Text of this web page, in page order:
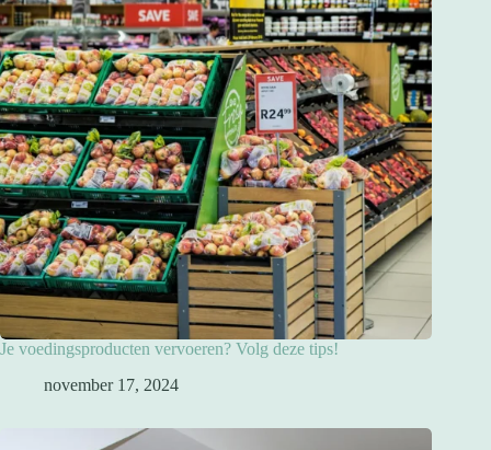
Je voedingsproducten vervoeren? Volg deze tips!
november 17, 2024